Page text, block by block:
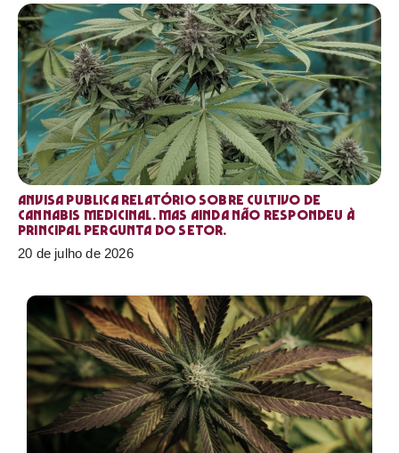
Anvisa publica relatório sobre cultivo de
Cannabis medicinal. Mas ainda não respondeu à
principal pergunta do setor.
20 de julho de 2026